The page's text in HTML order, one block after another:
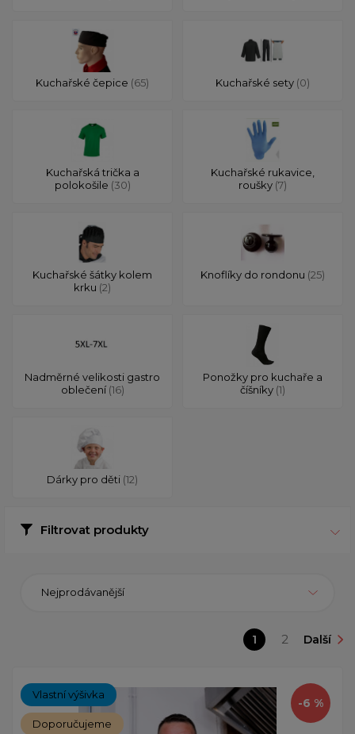
Kuchařské čepice (65) Kuchařské sety (0)
Kuchařská trička a
polokošile (30)
Kuchařské rukavice,
roušky (7)
Kuchařské šátky kolem
krku (2)
Knoflíky do rondonu (25)
Nadměrné velikosti gastro
oblečení(16)
Ponožky pro kuchaře a
číšníky (1)
Dárky pro děti (12)
Filtrovat produkty
Nejprodávanější
1 2 Další
-6 %
Vlastní výšivka
Doporučujeme